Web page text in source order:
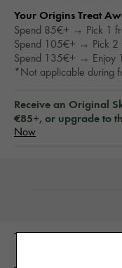
Your Origins Treat
Spend 85€+ → Pick 1
Spend 105€+ → Pick 2
Spend 135€+ → Enjoy
*Not applicable during
Receive an Original
€85+, or upgrade to
Now